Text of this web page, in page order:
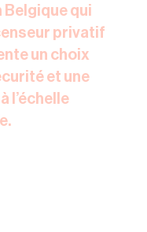
Belgique qui
privatif
un choix
et une
l’échelle